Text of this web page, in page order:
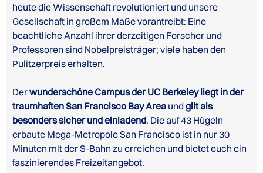
heute die Wissenschaft revolutioniert und unsere
Gesellschaft in großem Maße vorantreibt: Eine
beachtliche Anzahl ihrer derzeitigen Forscher und
Professoren sind Nobelpreisträger; viele haben den
Pulitzerpreis erhalten.
Derwunderschöne Campus der UC Berkeley liegt in der
traumhaften San Francisco Bay Area und gilt als
besonders sicher und einladend. Die auf 43 Hügeln
erbaute Mega-Metropole San Francisco ist in nur 30
Minuten mit der S-Bahn zu erreichen und bietet euch ein
faszinierendes Freizeitangebot.